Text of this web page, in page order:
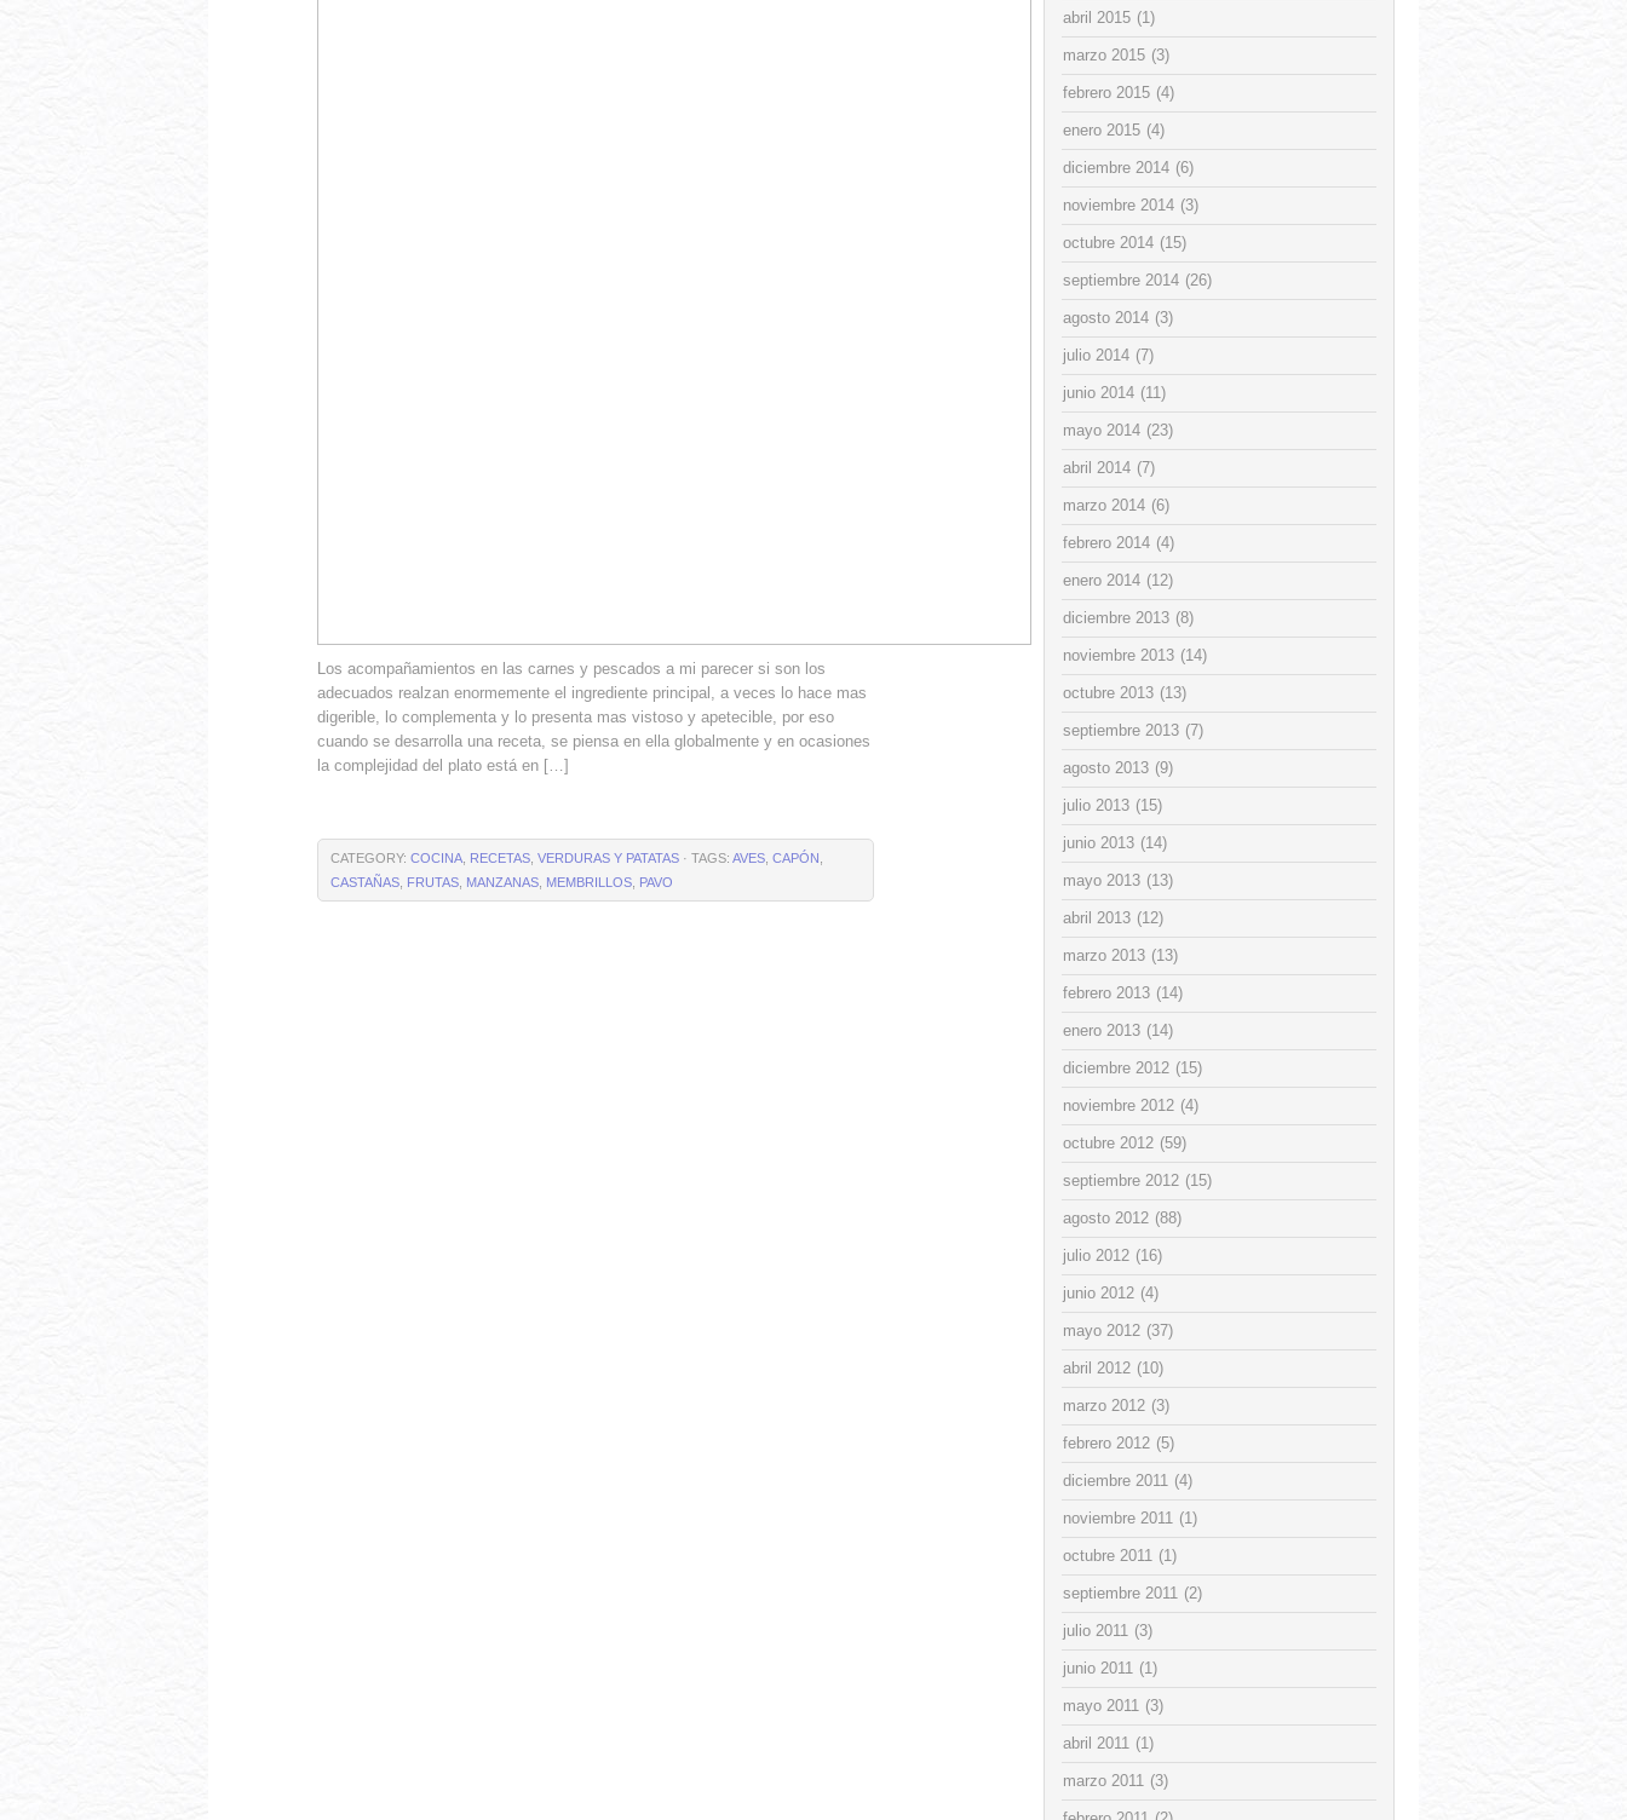
Los acompañamientos en las carnes y pescados a mi parecer si son los
adecuados realzan enormemente el ingrediente principal, a veces lo hace mas
digerible, lo complementa y lo presenta mas vistoso y apetecible, por eso
cuando se desarrolla una receta, se piensa en ella globalmente y en ocasiones
la complejidad del plato está en […]
CATEGORY: COCINA RECETAS VERDURAS Y PATATAS · TAGS: AVES CAPÓN
CASTAÑAS FRUTAS MANZANAS MEMBRILLOS PAVO
abril 2015 (1)
marzo 2015 (3)
febrero 2015 (4)
enero 2015 (4)
diciembre 2014 (6)
noviembre 2014 (3)
octubre 2014 (15)
septiembre 2014 (26)
agosto 2014 (3)
julio 2014 (7)
junio 2014 (11)
mayo 2014 (23)
abril 2014 (7)
marzo 2014 (6)
febrero 2014 (4)
enero 2014 (12)
diciembre 2013 (8)
noviembre 2013 (14)
octubre 2013 (13)
septiembre 2013 (7)
agosto 2013 (9)
julio 2013 (15)
junio 2013 (14)
mayo 2013 (13)
abril 2013 (12)
marzo 2013 (13)
febrero 2013 (14)
enero 2013 (14)
diciembre 2012 (15)
noviembre 2012 (4)
octubre 2012 (59)
septiembre 2012 (15)
agosto 2012 (88)
julio 2012 (16)
junio 2012 (4)
mayo 2012 (37)
abril 2012 (10)
marzo 2012 (3)
febrero 2012 (5)
diciembre 2011 (4)
noviembre 2011 (1)
octubre 2011 (1)
septiembre 2011 (2)
julio 2011 (3)
junio 2011 (1)
mayo 2011 (3)
abril 2011 (1)
marzo 2011 (3)